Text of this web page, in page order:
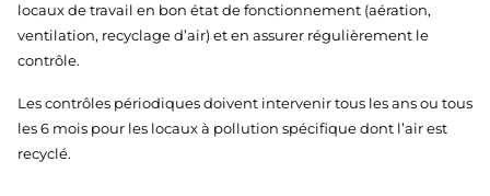
locaux de travail en bon état de fonctionnement (aération,
ventilation, recyclage d’air) et en assurer régulièrement le
contrôle.
Les contrôles périodiques doivent intervenir tous les ans ou tous
les 6 mois pour les locaux à pollution spécifique dont l’air est
recyclé.